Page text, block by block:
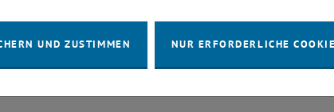
Materialtechnologie & experimentelle
UND ZUSTIMMEN NUR ERFORDERLICHE